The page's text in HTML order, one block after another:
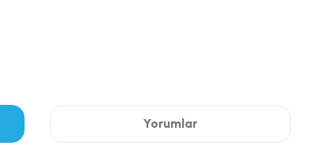
Yorumlar